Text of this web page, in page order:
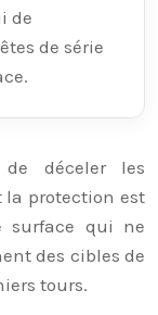
de
de série
de déceler les
la protection est
surface qui ne
des cibles de
tours.